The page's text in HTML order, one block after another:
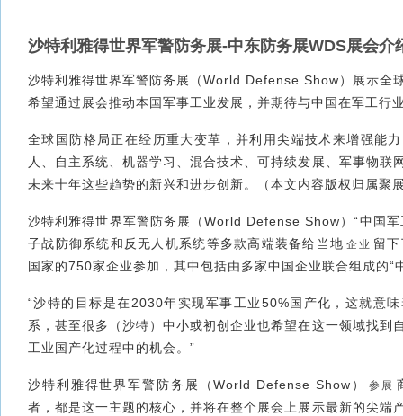
沙特利雅得世界军警防务展-中东防务展WDS展会介
沙特利雅得世界军警防务展（World Defense Show）展示全
希望通过展会推动本国军事工业发展，并期待与中国在军工行
全球国防格局正在经历重大变革，并利用尖端技术来增强能
人、自主系统、机器学习、混合技术、可持续发展、军事物联
未来十年这些趋势的新兴和进步创新。
（本文内容版权归属聚
沙特利雅得世界军警防务展（World Defense Show）“中国
子战防御系统和反无人机系统等多款高端装备给当地 企业 留
国家的750家企业参加，其中包括由多家中国企业联合组成的“
“沙特的目标是在2030年实现军事工业50%国产化，这就意
系，甚至很多（沙特）中小或初创企业也希望在这一领域找到
工业国产化过程中的机会。”
沙特利雅得世界军警防务展（World Defense Show） 参展
者，都是这一主题的核心，并将在整个展会上展示最新的尖端